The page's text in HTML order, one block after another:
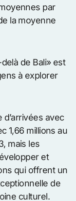
par
la moyenne
de Bali» est
à explorer
avec
1,66 millions au
mais les
et
qui offrent un
de
culturel.